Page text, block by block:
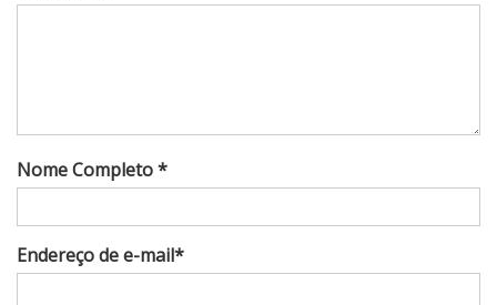
Nome Completo *
Endereço de e-mail*